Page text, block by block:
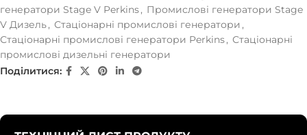
генератори Stage V Perkins, Промислові генератори Stage
V Дизель, Стаціонарні промислові генератори ,
Стаціонарні промислові генератори Perkins, Стаціонарні
промислові дизельні генератори
Поділитися: